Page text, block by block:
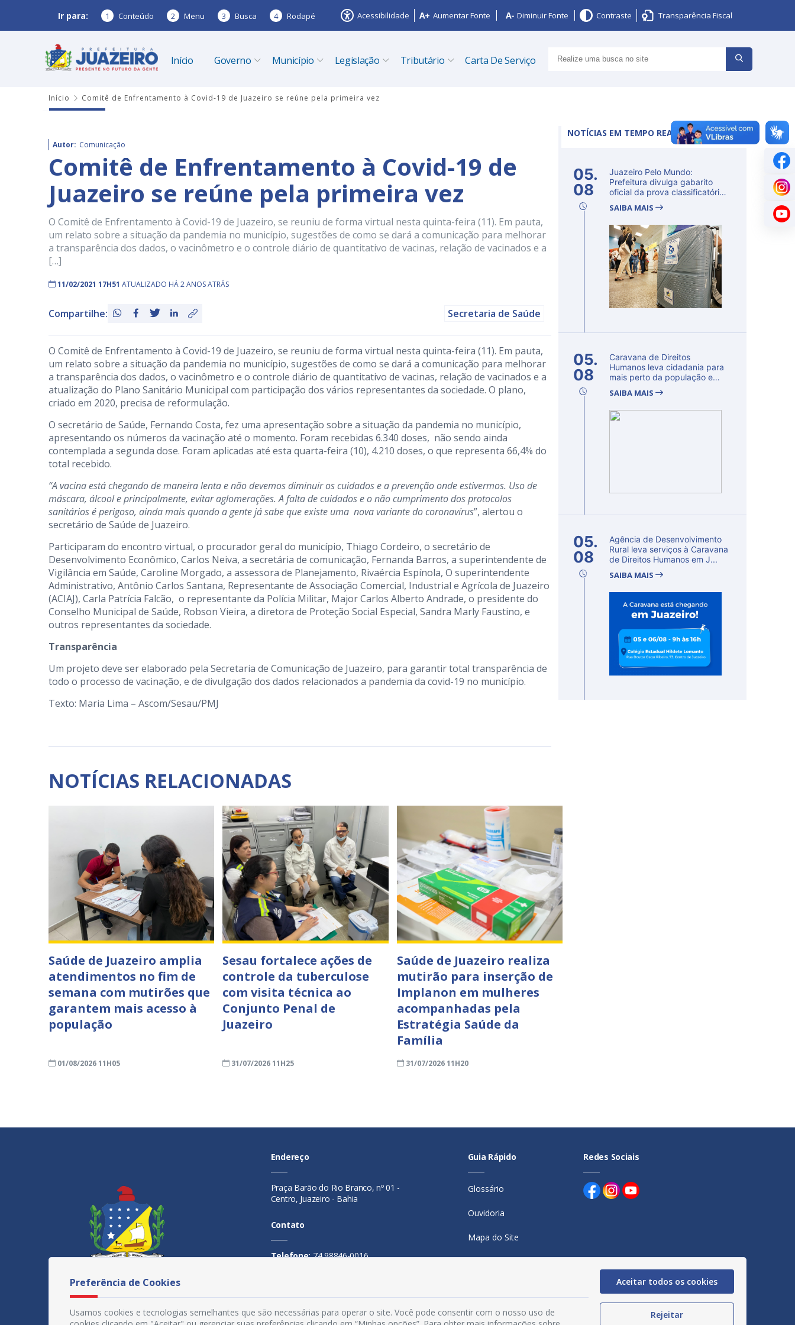
Ir para: 1 Conteúdo 2 Menu 3 Busca 4 Rodapé Acessibilidade Aumentar Fonte Diminuir Fonte Contraste Transparência Fiscal
Início Governo Município Legislação Tributário Carta De Serviço
Início Comitê de Enfrentamento à Covid-19 de Juazeiro se reúne pela primeira vez
Autor: Comunicação
Comitê de Enfrentamento à Covid-19 de
Juazeiro se reúne pela primeira vez
O Comitê de Enfrentamento à Covid-19 de Juazeiro, se reuniu de forma virtual nesta quinta-feira (11). Em pauta,
um relato sobre a situação da pandemia no município, sugestões de como se dará a comunicação para melhorar
a transparência dos dados, o vacinômetro e o controle diário de quantitativo de vacinas, relação de vacinados e a
[…]
11/02/2021 17H51 ATUALIZADO HÁ 2 ANOS ATRÁS
Compartilhe: Secretaria de Saúde
O Comitê de Enfrentamento à Covid-19 de Juazeiro, se reuniu de forma virtual nesta quinta-feira (11). Em pauta,
um relato sobre a situação da pandemia no município, sugestões de como se dará a comunicação para melhorar
a transparência dos dados, o vacinômetro e o controle diário de quantitativo de vacinas, relação de vacinados e a
atualização do Plano Sanitário Municipal com participação dos vários representantes da sociedade. O plano,
criado em 2020, precisa de reformulação.
O secretário de Saúde, Fernando Costa, fez uma apresentação sobre a situação da pandemia no município,
apresentando os números da vacinação até o momento. Foram recebidas 6.340 doses, não sendo ainda
contemplada a segunda dose. Foram aplicadas até esta quarta-feira (10), 4.210 doses, o que representa 66,4% do
total recebido.
“A vacina está chegando de maneira lenta e não devemos diminuir os cuidados e a prevenção onde estivermos. Uso de
máscara, álcool e principalmente, evitar aglomerações. A falta de cuidados e o não cumprimento dos protocolos
sanitários é perigoso, ainda mais quando a gente já sabe que existe uma nova variante do coronavírus”, alertou o
secretário de Saúde de Juazeiro.
Participaram do encontro virtual, o procurador geral do município, Thiago Cordeiro, o secretário de
Desenvolvimento Econômico, Carlos Neiva, a secretária de comunicação, Fernanda Barros, a superintendente de
Vigilância em Saúde, Caroline Morgado, a assessora de Planejamento, Rivaércia Espínola, O superintendente
Administrativo, Antônio Carlos Santana, Representante de Associação Comercial, Industrial e Agrícola de Juazeiro
(ACIAJ), Carla Patrícia Falcão, o representante da Polícia Militar, Major Carlos Alberto Andrade, o presidente do
Conselho Municipal de Saúde, Robson Vieira, a diretora de Proteção Social Especial, Sandra Marly Faustino, e
outros representantes da sociedade.
Transparência
Um projeto deve ser elaborado pela Secretaria de Comunicação de Juazeiro, para garantir total transparência de
todo o processo de vacinação, e de divulgação dos dados relacionados a pandemia da covid-19 no município.
Texto: Maria Lima – Ascom/Sesau/PMJ
NOTÍCIAS RELACIONADAS
Saúde de Juazeiro amplia
atendimentos no fim de
semana com mutirões que
garantem mais acesso à
população
01/08/2026 11H05
Sesau fortalece ações de
controle da tuberculose
com visita técnica ao
Conjunto Penal de
Juazeiro
31/07/2026 11H25
Saúde de Juazeiro realiza
mutirão para inserção de
Implanon em mulheres
acompanhadas pela
Estratégia Saúde da
Família
31/07/2026 11H20
NOTÍCIAS EM TEMPO REAL
05.
08
Juazeiro Pelo Mundo:
Prefeitura divulga gabarito
oficial da prova classificatória
SAIBA MAIS
05.
08
Caravana de Direitos
Humanos leva cidadania para
mais perto da população e
SAIBA MAIS
05.
08
Agência de Desenvolvimento
Rural leva serviços à Caravana
de Direitos Humanos em J...
SAIBA MAIS
Endereço
Praça Barão do Rio Branco, nº 01 -
Centro, Juazeiro - Bahia
Contato
Telefone:74 98846-0016
Guia Rápido
Glossário
Ouvidoria
Mapa do Site
Perguntas Frequentes
Política de Privacidade
Redes Sociais
Preferência de Cookies
Usamos cookies e tecnologias semelhantes que são necessárias para operar o site. Você pode consentir com o nosso uso de
Aceitar todos os cookies
Rejeitar